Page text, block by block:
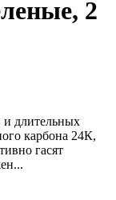
2
длительных
карбона 24К,
гасят